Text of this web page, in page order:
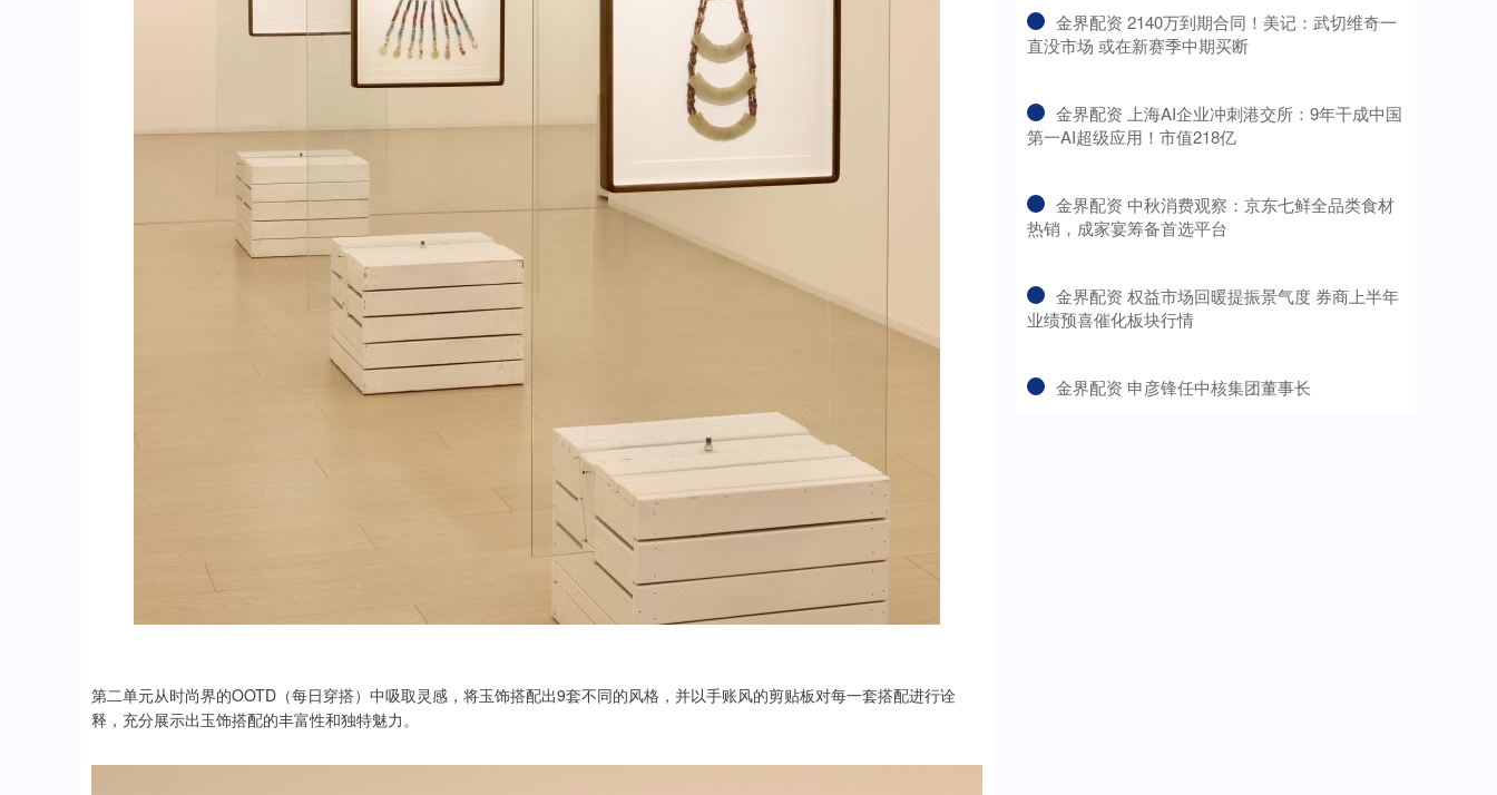
第二单元从时尚界的OOTD（每日穿搭）中吸取灵感，将玉饰搭配出9套不同的风格，并以手账风的剪贴板对每一套搭配进行诠
释，充分展示出玉饰搭配的丰富性和独特魅力。
​金界配资 2140万到期合同！美记：武切维奇一
直没市场 或在新赛季中期买断
​金界配资 上海AI企业冲刺港交所：9年干成中国
第一AI超级应用！市值218亿
​金界配资 中秋消费观察：京东七鲜全品类食材
热销，成家宴筹备首选平台
​金界配资 权益市场回暖提振景气度 券商上半年
业绩预喜催化板块行情
​金界配资 申彦锋任中核集团董事长